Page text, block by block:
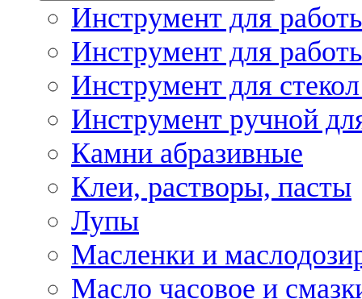
Инструмент для
Инструмент для
Инструмент для
Инструмент ручной
Камни абразивные
Клеи, растворы, пасты
Лупы
Масленки и
Масло часовое и